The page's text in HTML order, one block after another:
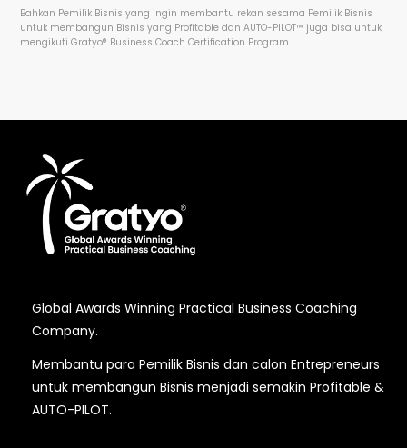
Bahkan Pemilik Bisnis yang ingin membantu rekan sesama Pemilik Bisnis
untuk membangun Bisnis yang Profitable dan AUTO-PILOT™ juga bisa untuk
mengikuti Gratyo® Business Coach Certification Program.
Global Awards Winning Practical Business Coaching
Company.
Membantu para Pemilik Bisnis dan calon Entrepreneurs
untuk membangun Bisnis menjadi semakin Profitable &
AUTO-PILOT.